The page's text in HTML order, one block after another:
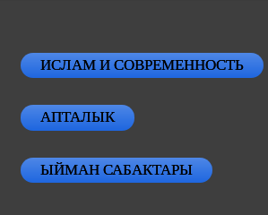
ИСЛАМ И СОВРЕМЕННОСТЬ
АПТАЛЫК
ЫЙМАН САБАКТАРЫ